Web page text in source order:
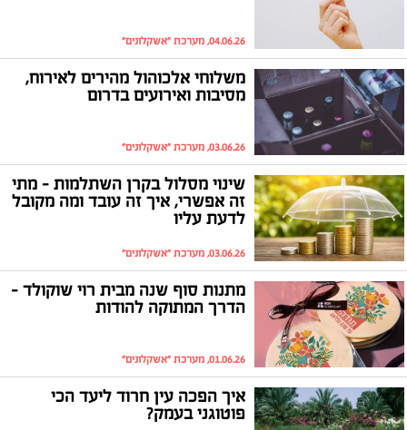
04.06.26, מערכת "אשקלונים"
משלוחי אלכוהול מהירים לאירוח,
מסיבות ואירועים בדרום
03.06.26, מערכת "אשקלונים"
שינוי מסלול בקרן השתלמות - מתי
זה אפשרי, איך זה עובד ומה מקובל
לדעת עליו
03.06.26, מערכת "אשקלונים"
מתנות סוף שנה מבית רוי שוקולד –
הדרך המתוקה להודות
01.06.26, מערכת "אשקלונים"
איך הפכה עין חרוד ליעד הכי
פוטוגני בעמק?